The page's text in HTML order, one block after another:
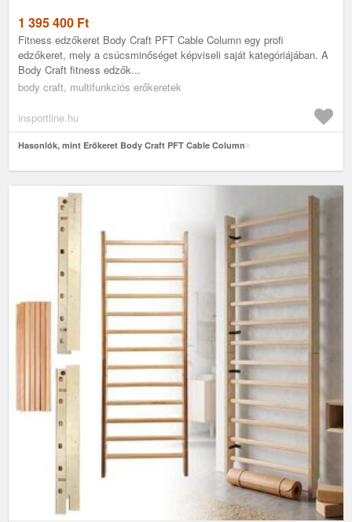
1 395 400 Ft
Fitness edzőkeret Body Craft PFT Cable Column egy profi
edzőkeret, mely a csúcsminőséget képviseli saját kategóriájában. A
Body Craft fitness edzők...
body craft, multifunkciós erőkeretek
insportline.hu
Hasonlók, mint Erőkeret Body Craft PFT Cable Column